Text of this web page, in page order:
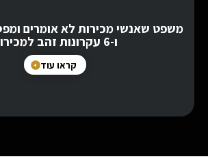
משפט שאנשי מכירות לא אומרים
ו-6 עקרונות זהב למכירות
קראו עוד